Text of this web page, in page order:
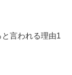
言われる理由1